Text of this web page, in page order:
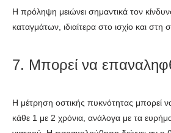
Η πρόληψη μειώνει σημαντικά τον
καταγμάτων, ιδιαίτερα στο ισχίο και στη
7. Μπορεί να
Η μέτρηση οστικής πυκνότητας μπορεί
κάθε 1 με 2 χρόνια, ανάλογα με τα